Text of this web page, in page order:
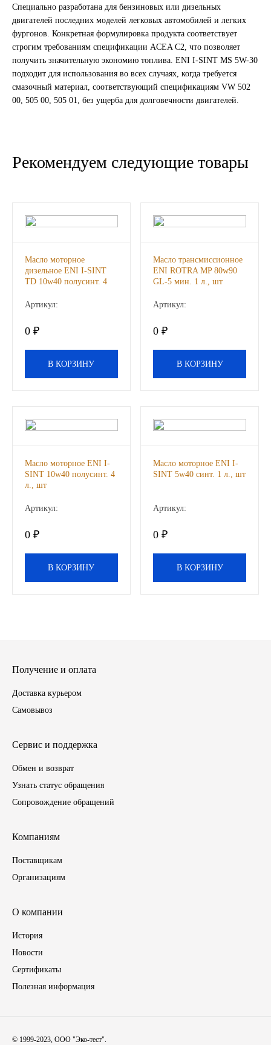
Автожидкости
Охлаждающие жидкости
Специальные жидкости
CHEVRON
АГРИНОЛ
РОСНЕФТЬ
Автозапчасти
КАМАЗ
ГАЗ
КРАЗ
ММЗ
Спецтехника
Фильтры
Автотовары
Автохимия
Лампы
Специально разработана для бензиновых или дизельных
двигателей последних моделей легковых автомобилей и легких
фургонов. Конкретная формулировка продукта соответствует
строгим требованиям спецификации ACEA C2, что позволяет
получить значительную экономию топлива. ENI I-SINT MS 5W-30
подходит для использования во всех случаях, когда требуется
смазочный материал, соответствующий спецификациям VW 502
00, 505 00, 505 01, без ущерба для долговечности двигателей.
Рекомендуем следующие товары
Масло моторное
дизельное ENI I-SINT
TD 10w40 полусинт. 4
Артикул:
0 ₽
В КОРЗИНУ
Масло трансмиссионное
ENI ROTRA MP 80w90
GL-5 мин. 1 л., шт
Артикул:
0 ₽
В КОРЗИНУ
Масло моторное ENI I-
SINT 10w40 полусинт. 4
л., шт
Артикул:
0 ₽
В КОРЗИНУ
Масло моторное ENI I-
SINT 5w40 синт. 1 л., шт
Артикул:
0 ₽
В КОРЗИНУ
Получение и оплата
Доставка курьером
Самовывоз
Сервис и поддержка
Обмен и возврат
Узнать статус обращения
Сопровождение обращений
Компаниям
Поставщикам
Организациям
О компании
История
Новости
Сертификаты
Полезная информация
© 1999-2023, ООО "Эко-тест".